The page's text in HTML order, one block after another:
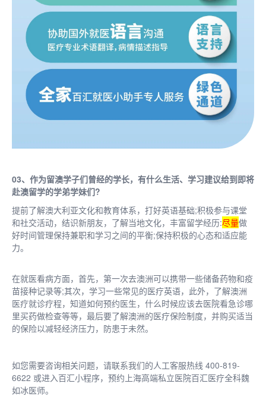
03、作为留澳学子们曾经的学长，有什么生活、学习建议给到即将
赴澳留学的学弟学妹们?
提前了解澳大利亚文化和教育体系，打好英语基础;积极参与课堂
和社交活动，结识新朋友，了解当地文化，丰富留学经历:尽量做
好时间管理保持兼职和学习之间的平衡;保持积极的心态和适应能
力。
在就医看病方面，首先， 第一次去澳洲可以携带一些储备药物和疫
苗接种记录等;其次，学习一些常见的医疗英语，此外，了解澳洲
医疗就诊疗程，知道如何预约医生，什么时候应该去医院看急诊哪
里买药做检查等等， 最后要了解澳洲的医疗保险制度，并购买适当
的保险以减轻经济压力，防患于未然。
如您需要咨询相关问题，请联系我们的人工客服热线 400-819-
6622 或进入百汇小程序，预约上海高端私立医院百汇医疗全科魏
如冰医师。